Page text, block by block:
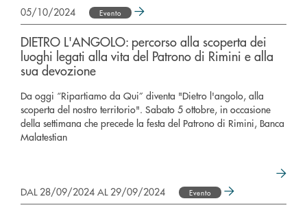
05/10/2024 Evento
DIETRO L'ANGOLO: percorso alla scoperta dei
luoghi legati alla vita del Patrono di Rimini e alla
sua devozione
Da oggi “Ripartiamo da Qui” diventa "Dietro l'angolo, alla
scoperta del nostro territorio". Sabato 5 ottobre, in occasione
della settimana che precede la festa del Patrono di Rimini, Banca
Malatestian
DAL 28/09/2024 AL 29/09/2024 Evento